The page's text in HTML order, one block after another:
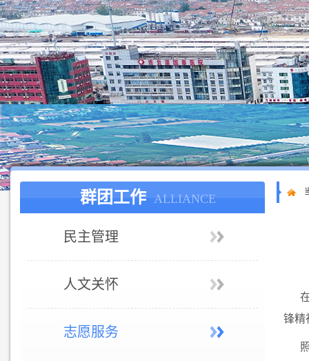
群团工作 ALLIANCE
民主管理
人文关怀
志愿服务
锋精